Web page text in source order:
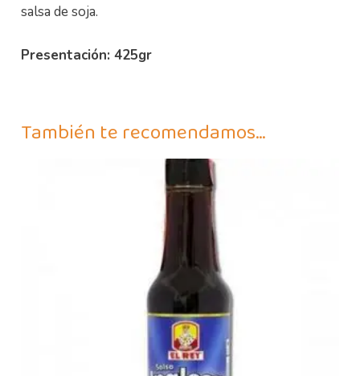
salsa de soja.
Presentación: 425gr
También te recomendamos…